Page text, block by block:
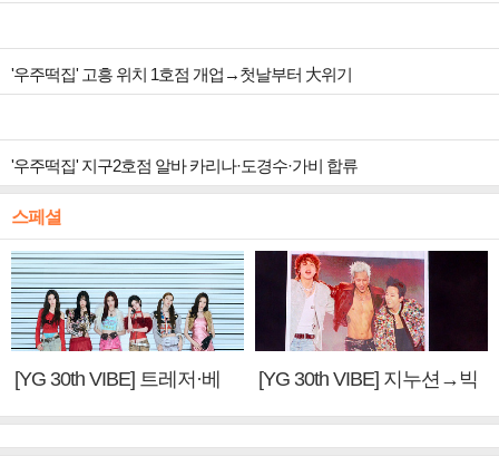
'우주떡집' 고흥 위치 1호점 개업→첫날부터 大위기
'우주떡집' 지구2호점 알바 카리나·도경수·가비 합류
스페셜
[YG 30th VIBE] 트레저·베
[YG 30th VIBE] 지누션→빅